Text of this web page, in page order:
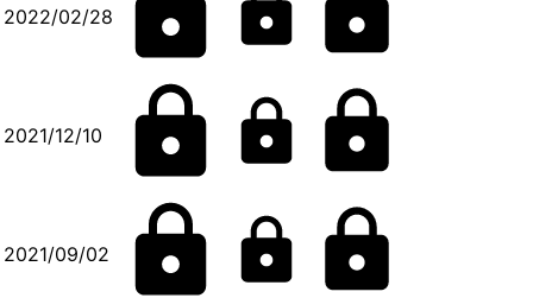
2022/02/28
2021/12/10
2021/09/02